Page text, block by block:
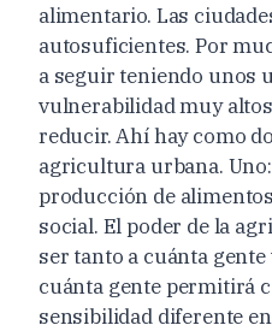
alimentario. Las
autosuficientes. Por
a seguir teniendo unos
vulnerabilidad muy
reducir. Ahí hay como
agricultura urbana.
producción de
social. El poder de la
ser tanto a cuánta gente
cuánta gente permitirá
sensibilidad diferente